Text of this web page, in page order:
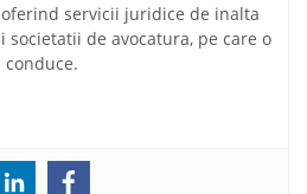
servicii juridice de inalta
societatii de avocatura, pe care o
conduce.